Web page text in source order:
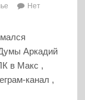
Нет
Аркадий
в Макс ,
канал ,